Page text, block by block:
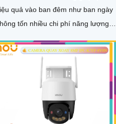
quả vào ban đêm như ban ngày
tốn nhiều chi phí năng lượng.